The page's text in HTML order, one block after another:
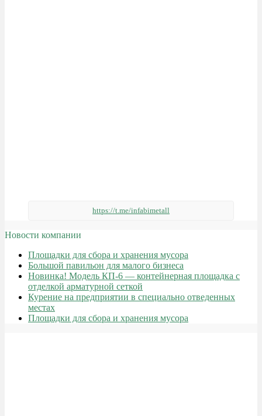
https://t.me/infabimetall
Новости компании
Площадки для сбора и хранения мусора
Большой павильон для малого бизнеса
Новинка! Модель КП-6 — контейнерная площадка с
отделкой арматурной сеткой
Курение на предприятии в специально отведенных
местах
Площадки для сбора и хранения мусора